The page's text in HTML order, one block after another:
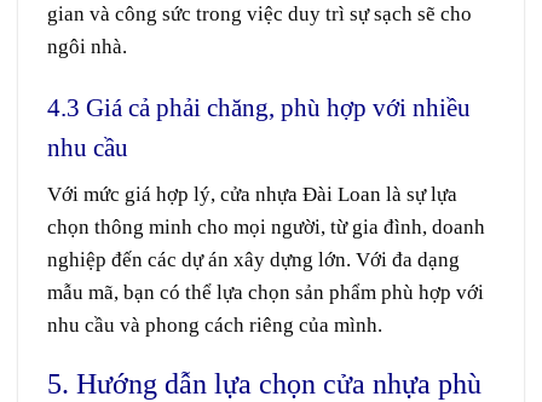
gian và công sức trong việc duy trì sự sạch sẽ cho
ngôi nhà.
4.3 Giá cả phải chăng, phù hợp với nhiều
nhu cầu
Với mức giá hợp lý, cửa nhựa Đài Loan là sự lựa
chọn thông minh cho mọi người, từ gia đình, doanh
nghiệp đến các dự án xây dựng lớn. Với đa dạng
mẫu mã, bạn có thể lựa chọn sản phẩm phù hợp với
nhu cầu và phong cách riêng của mình.
5. Hướng dẫn lựa chọn cửa nhựa phù